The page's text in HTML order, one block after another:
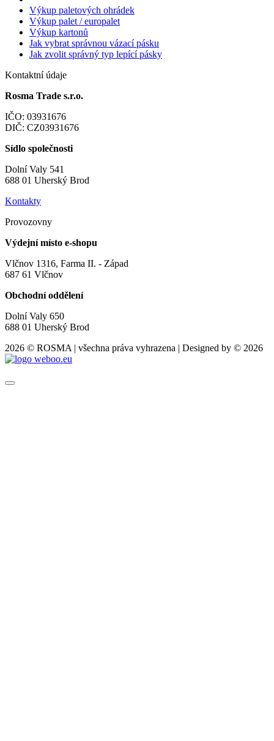
Výkup paletových ohrádek
Výkup palet / europalet
Výkup kartonů
Jak vybrat správnou vázací pásku
Jak zvolit správný typ lepící pásky
Kontaktní údaje
Rosma Trade s.r.o.
IČO: 03931676
DIČ: CZ03931676
Sídlo společnosti
Dolní Valy 541
688 01 Uherský Brod
Kontakty
Provozovny
Výdejní místo e-shopu
Vlčnov 1316, Farma II. - Západ
687 61 Vlčnov
Obchodní oddělení
Dolní Valy 650
688 01 Uherský Brod
2026 © ROSMA | všechna práva vyhrazena | Designed by © 2026